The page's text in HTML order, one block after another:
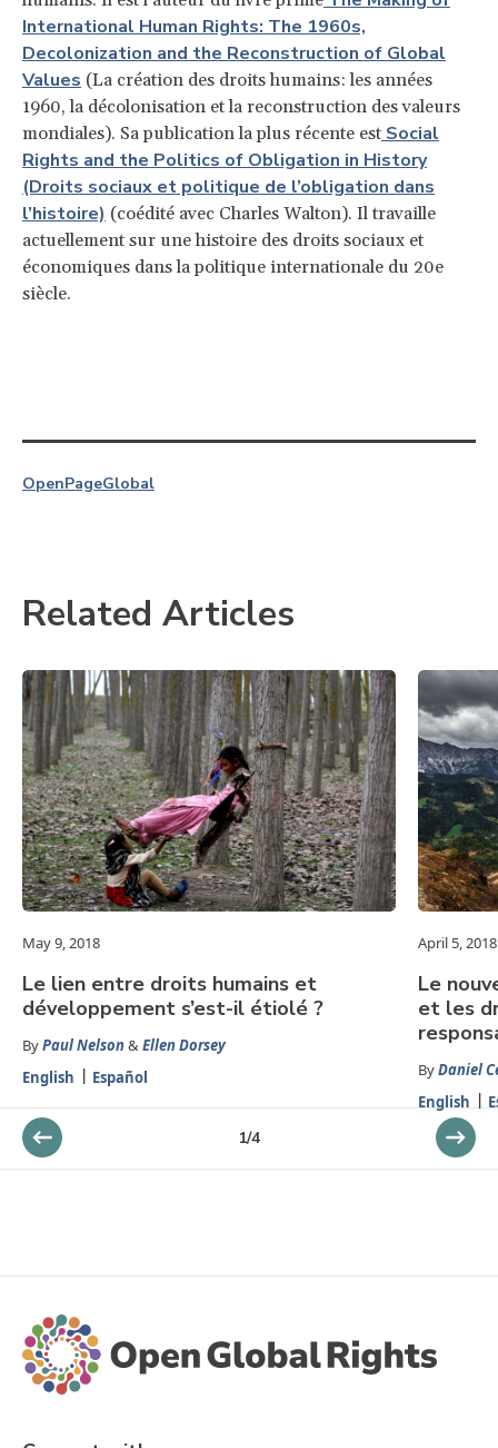
International Human Rights: The 1960s,
Decolonization and the Reconstruction of Global
Values (La création des droits humains: les années
1960, la décolonisation et la reconstruction des valeurs
mondiales). Sa publication la plus récente est Social
Rights and the Politics of Obligation in History
(Droits sociaux et politique de l’obligation dans
l’histoire) (coédité avec Charles Walton). Il travaille
actuellement sur une histoire des droits sociaux et
économiques dans la politique internationale du 20e
siècle.
OpenPageGlobal
Related Articles
May 9, 2018
Le lien entre droits humains et
développement s’est-il étiolé ?
ByPaul Nelson& Ellen Dorsey
English
Español
April 5, 2018
Le
et les
ByDaniel
English
1/4